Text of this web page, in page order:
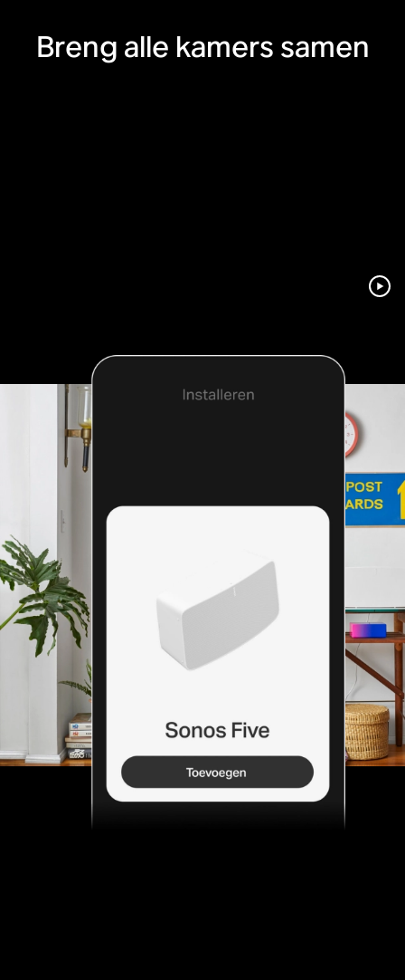
Breng alle kamers samen
In een handomdraai
geïnstalleerd
Stekker erin, tikken en spelen. De Sonos-app gidst
Meer informatie